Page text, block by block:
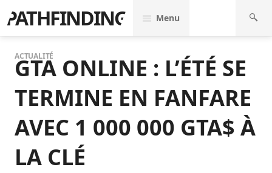
PATHFINDING Menu
ACTUALITÉ
GTA ONLINE : L’ÉTÉ SE
TERMINE EN FANFARE
AVEC 1 000 000 GTA$ À
LA CLÉ